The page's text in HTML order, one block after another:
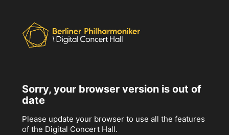
Sorry, your browser version is out of
date
Please update your browser to use all the features
of the Digital Concert Hall.